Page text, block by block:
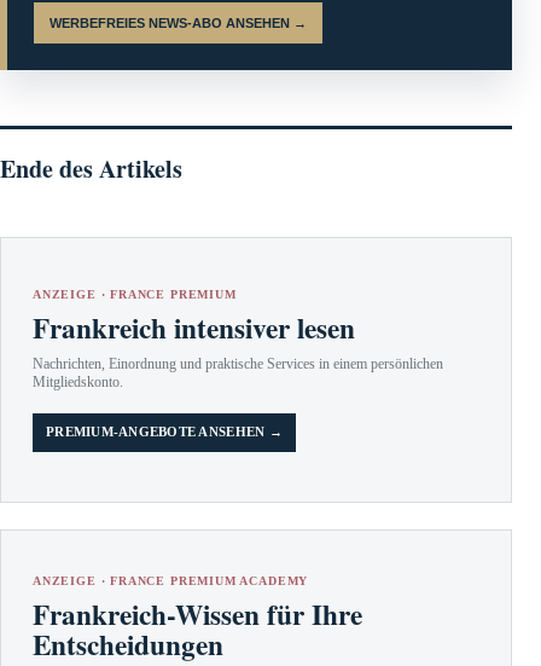
WERBEFREIES NEWS-ABO ANSEHEN →
Ende des Artikels
ANZEIGE · FRANCE PREMIUM
Frankreich intensiver lesen
Nachrichten, Einordnung und praktische Services in einem persönlichen
Mitgliedskonto.
PREMIUM-ANGEBOTE ANSEHEN →
ANZEIGE · FRANCE PREMIUM ACADEMY
Frankreich-Wissen für Ihre
Entscheidungen